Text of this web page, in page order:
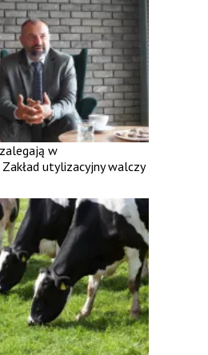
w
utylizacyjny walczy